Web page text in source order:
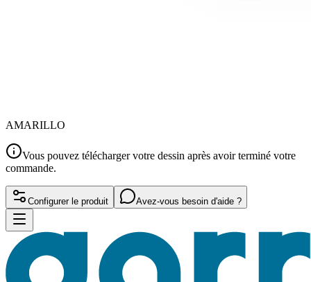
AMARILLO
Vous pouvez télécharger votre dessin après avoir terminé votre
commande.
Configurer le produit Avez-vous besoin d'aide ?